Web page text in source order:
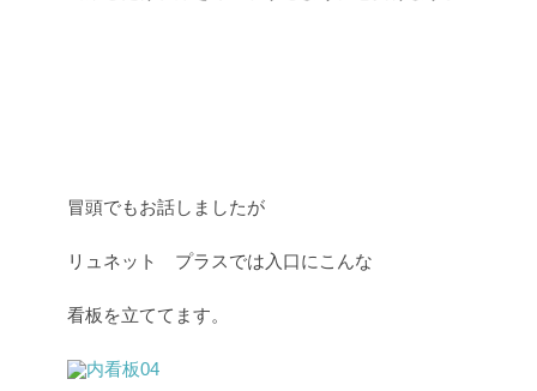
冒頭でもお話しましたが
リュネット プラスでは入口にこんな
看板を立ててます。